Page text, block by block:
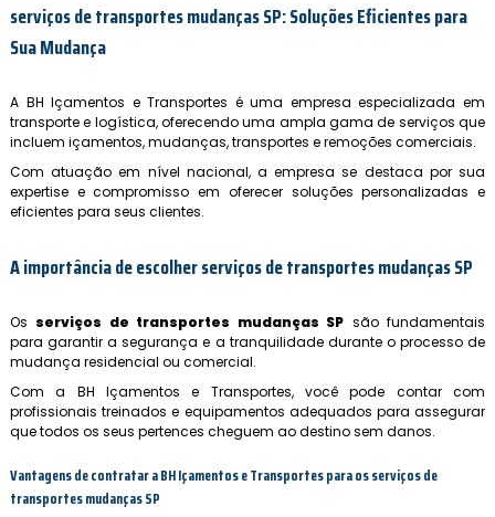
serviços de transportes mudanças SP: Soluções Eficientes para
Sua Mudança
A BH Içamentos e Transportes é uma empresa especializada em
transporte e logística, oferecendo uma ampla gama de serviços que
incluem içamentos, mudanças, transportes e remoções comerciais.
Com atuação em nível nacional, a empresa se destaca por sua
expertise e compromisso em oferecer soluções personalizadas e
eficientes para seus clientes.
A importância de escolherserviços de transportes mudanças SP
Osserviços de transportes mudanças SP são fundamentais
para garantir a segurança e a tranquilidade durante o processo de
mudança residencial ou comercial.
Com a BH Içamentos e Transportes, você pode contar com
profissionais treinados e equipamentos adequados para assegurar
que todos os seus pertences cheguem ao destino sem danos.
Vantagens de contratar a BH Içamentos e Transportes para osserviços de
transportes mudanças SP